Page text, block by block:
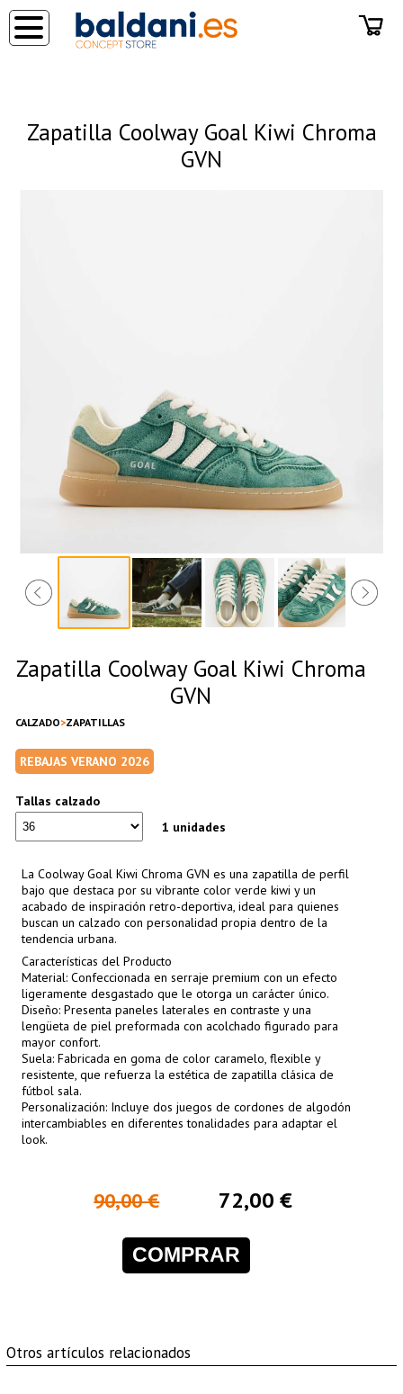
Zapatilla Coolway Goal Kiwi Chroma
GVN
Zapatilla Coolway Goal Kiwi Chroma
GVN
CALZADO ZAPATILLAS
REBAJAS VERANO 2026
Tallas calzado
1 unidades
La Coolway Goal Kiwi Chroma GVN es una zapatilla de perfil
bajo que destaca por su vibrante color verde kiwi y un
acabado de inspiración retro-deportiva, ideal para quienes
buscan un calzado con personalidad propia dentro de la
tendencia urbana.
Características del Producto
Material: Confeccionada en serraje premium con un efecto
ligeramente desgastado que le otorga un carácter único.
Diseño: Presenta paneles laterales en contraste y una
lengüeta de piel preformada con acolchado figurado para
mayor confort.
Suela: Fabricada en goma de color caramelo, flexible y
resistente, que refuerza la estética de zapatilla clásica de
fútbol sala.
Personalización: Incluye dos juegos de cordones de algodón
intercambiables en diferentes tonalidades para adaptar el
look.
90,00 € 72,00 €
COMPRAR
Otros artículos relacionados